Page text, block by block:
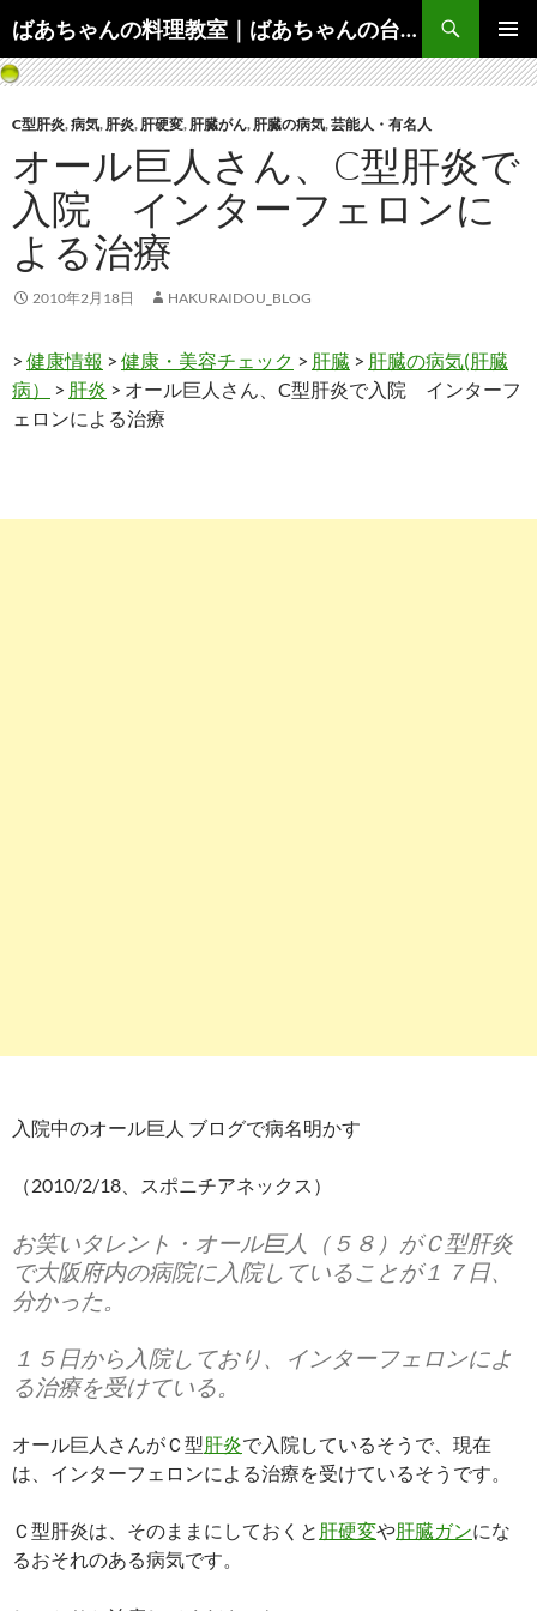
ン
テ
ツ
へ
ス
プ
ばあちゃんの料理教室｜ばあちゃんの台所から学ぶ、食と健康の知恵
索
メインメ
ニュー
C型肝炎,病気, 肝炎, 肝硬変, 肝臓がん, 肝臓の病気,芸能人・有名人
オール巨人さん、C型肝炎で
入院 インターフェロンに
よる治療
2010年2月18日 HAKURAIDOU_BLOG
> 健康情報 > 健康・美容チェック > 肝臓 > 肝臓の病気(肝臓
病）
> 肝炎 > オール巨人さん、C型肝炎で入院 インターフ
ェロンによる治療
入院中のオール巨人 ブログで病名明かす
（2010/2/18、スポニチアネックス）
お笑いタレント・オール巨人（５８）がＣ型肝炎
で大阪府内の病院に入院していることが１７日、
分かった。
１５日から入院しており、インターフェロンによ
る治療を受けている。
オール巨人さんがＣ型肝炎で入院しているそうで、現在
は、インターフェロンによる治療を受けているそうです。
Ｃ型肝炎は、そのままにしておくと 肝硬変や肝臓ガンにな
るおそれのある病気です。